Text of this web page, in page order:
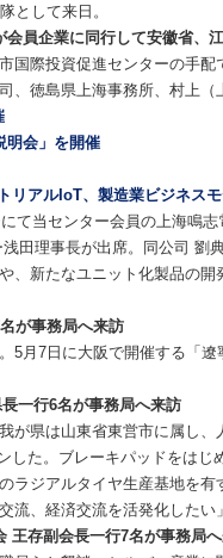
として来日。
員企業に同行して安徽省、
国際投資促進センターの手
徳島県上海事務所、村上（
明会」を開催
アルIoT、製造業ビジネス
て当センター会員の上海鳴
田理事長が出席。同公司 劉
、新たなユニット化製品の
が事務局へ来訪
月7日に大阪で開催する「
一行6名が事務局へ来訪
が県は山東省東営市に属し、
した。ブレーキパッドをは
ラジアルタイヤ生産基地を
流、経済交流を活発化したい
王存副会長一行7名が事務局